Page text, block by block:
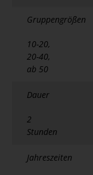
Gruppengrößen
10-20,
20-40,
ab 50
Dauer
2
Stunden
Jahreszeiten